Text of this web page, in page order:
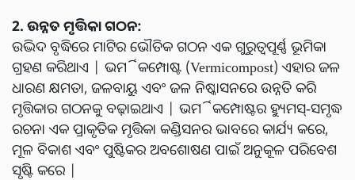
2. ଉନ୍ନତ ମୃତ୍ତିକା ଗଠନ:
ଉଦ୍ଭିଦ ବୃଦ୍ଧିରେ ମାଟିର ଭୌତିକ ଗଠନ ଏକ ଗୁରୁତ୍ୱପୂର୍ଣ୍ଣ ଭୂମିକା
ଗ୍ରହଣ କରିଥାଏ | ଭର୍ମିକମ୍ପୋଷ୍ଟ (Vermicompost) ଏହାର ଜଳ
ଧାରଣ କ୍ଷମତା, ଜଳବାୟୁ ଏବଂ ଜଳ ନିଷ୍କାସନରେ ଉନ୍ନତି କରି
ମୃତ୍ତିକାର ଗଠନକୁ ବଢ଼ାଇଥାଏ | ଭର୍ମିକମ୍ପୋଷ୍ଟର ହ୍ୟୁମସ୍-ସମୃଦ୍ଧ
ରଚନା ଏକ ପ୍ରାକୃତିକ ମୃତ୍ତିକା କଣ୍ଡିସନର ଭାବରେ କାର୍ଯ୍ୟ କରେ,
ମୂଳ ବିକାଶ ଏବଂ ପୁଷ୍ଟିକର ଅବଶୋଷଣ ପାଇଁ ଅନୁକୂଳ ପରିବେଶ
ସୃଷ୍ଟି କରେ |